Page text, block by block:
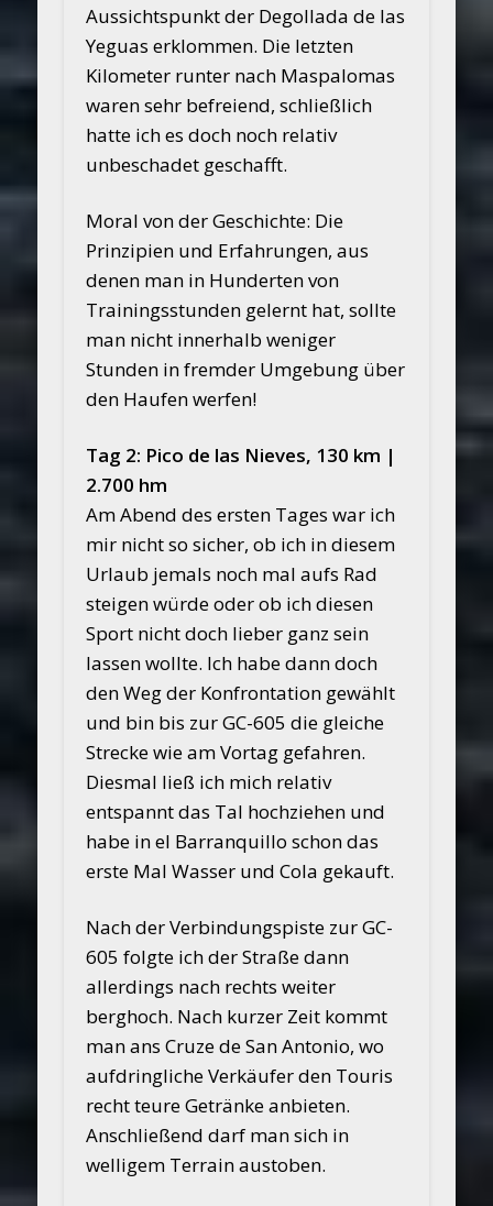
Aussichtspunkt der Degollada de las
Yeguas erklommen. Die letzten
Kilometer runter nach Maspalomas
waren sehr befreiend, schließlich
hatte ich es doch noch relativ
unbeschadet geschafft.
Moral von der Geschichte: Die
Prinzipien und Erfahrungen, aus
denen man in Hunderten von
Trainingsstunden gelernt hat, sollte
man nicht innerhalb weniger
Stunden in fremder Umgebung über
den Haufen werfen!
Tag 2: Pico de las Nieves, 130 km |
2.700 hm
Am Abend des ersten Tages war ich
mir nicht so sicher, ob ich in diesem
Urlaub jemals noch mal aufs Rad
steigen würde oder ob ich diesen
Sport nicht doch lieber ganz sein
lassen wollte. Ich habe dann doch
den Weg der Konfrontation gewählt
und bin bis zur GC-605 die gleiche
Strecke wie am Vortag gefahren.
Diesmal ließ ich mich relativ
entspannt das Tal hochziehen und
habe in el Barranquillo schon das
erste Mal Wasser und Cola gekauft.
Nach der Verbindungspiste zur GC-
605 folgte ich der Straße dann
allerdings nach rechts weiter
berghoch. Nach kurzer Zeit kommt
man ans Cruze de San Antonio, wo
aufdringliche Verkäufer den Touris
recht teure Getränke anbieten.
Anschließend darf man sich in
welligem Terrain austoben.